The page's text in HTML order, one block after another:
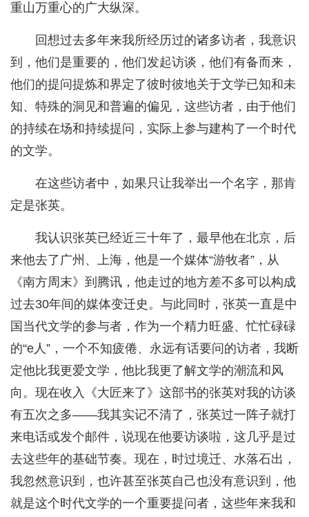
重山万重心的广大纵深。
回想过去多年来我所经历过的诸多访者，我意识
到，他们是重要的，他们发起访谈，他们有备而来，
他们的提问提炼和界定了彼时彼地关于文学已知和未
知、特殊的洞见和普遍的偏见，这些访者，由于他们
的持续在场和持续提问，实际上参与建构了一个时代
的文学。
在这些访者中，如果只让我举出一个名字，那肯
定是张英。
我认识张英已经近三十年了，最早他在北京，后
来他去了广州、上海，他是一个媒体“游牧者”，从
《南方周末》到腾讯，他走过的地方差不多可以构成
过去30年间的媒体变迁史。与此同时，张英一直是中
国当代文学的参与者，作为一个精力旺盛、忙忙碌碌
的“e人”，一个不知疲倦、永远有话要问的访者，我断
定他比我更爱文学，他比我更了解文学的潮流和风
向。现在收入《大匠来了》这部书的张英对我的访谈
有五次之多——我其实记不清了，张英过一阵子就打
来电话或发个邮件，说现在他要访谈啦，这几乎是过
去这些年的基础节奏。现在，时过境迁、水落石出，
我忽然意识到，也许甚至张英自己也没有意识到，他
就是这个时代文学的一个重要提问者，这些年来我和